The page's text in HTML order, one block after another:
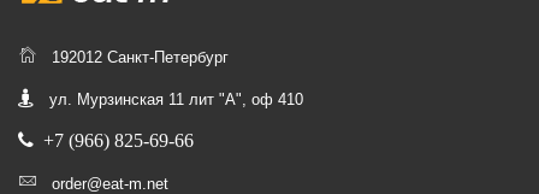
192012 Санкт-Петербург
ул. Мурзинская 11 лит "А", оф 410
+7 (966) 825-69-66
order@eat-m.net